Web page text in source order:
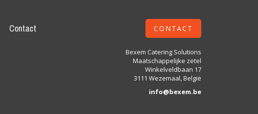
Contact CONTACT
Bexem Catering Solutions
Maatschappelijke zetel
Winkelveldbaan 17
3111 Wezemaal, België
info@bexem.be